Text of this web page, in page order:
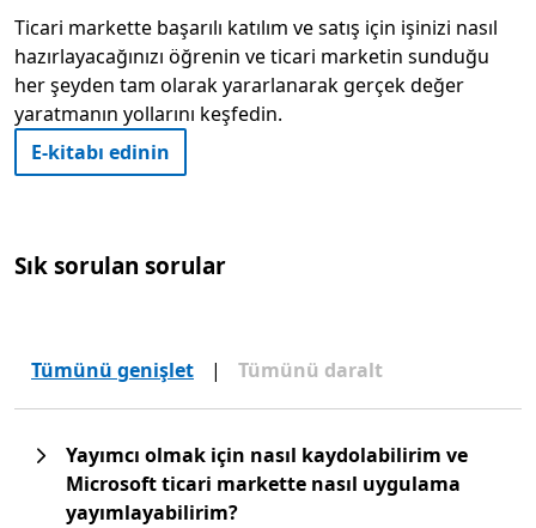
Ticari markette başarılı katılım ve satış için işinizi nasıl
hazırlayacağınızı öğrenin ve ticari marketin sunduğu
her şeyden tam olarak yararlanarak gerçek değer
yaratmanın yollarını keşfedin.
E-kitabı edinin
Sık sorulan sorular
Tümünü genişlet | Tümünü daralt
Yayımcı olmak için nasıl kaydolabilirim ve
Microsoft ticari markette nasıl uygulama
yayımlayabilirim?